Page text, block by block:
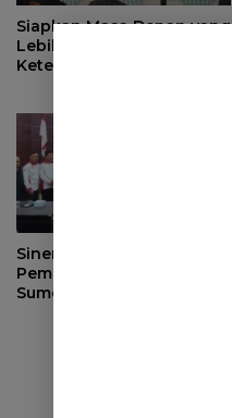
Siapkan Masa Depan yang
Lebih Baik, BPJS
Ketenagakerjaan Tutup
Sinergi dengan
Pemerintah Desa, DPRD
Sumedang Fokus Awasi